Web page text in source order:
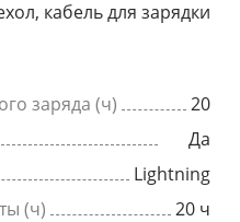
кабель для зарядки
заряда (ч)
20
Да
Lightning
(ч)
20 ч